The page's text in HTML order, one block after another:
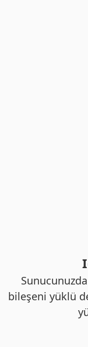
bileşeni yüklü